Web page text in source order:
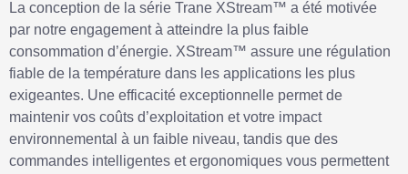
La conception de la série Trane XStream™ a été motivée
par notre engagement à atteindre la plus faible
consommation d’énergie. XStream™ assure une régulation
fiable de la température dans les applications les plus
exigeantes. Une efficacité exceptionnelle permet de
maintenir vos coûts d’exploitation et votre impact
environnemental à un faible niveau, tandis que des
commandes intelligentes et ergonomiques vous permettent